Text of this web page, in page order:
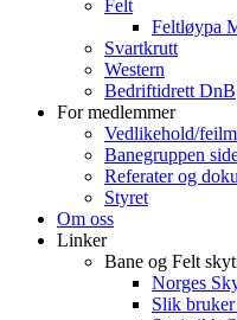
Felt
Feltløypa
Svartkrutt
Western
Bedriftidrett DnB
For medlemmer
Vedlikehold/
Banegruppen
Referater og
Styret
Om oss
Linker
Bane og Felt
Norges
Slik